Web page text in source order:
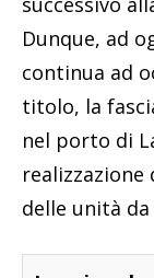
Dunque, ad
continua ad
titolo, la
nel porto di
delle unità